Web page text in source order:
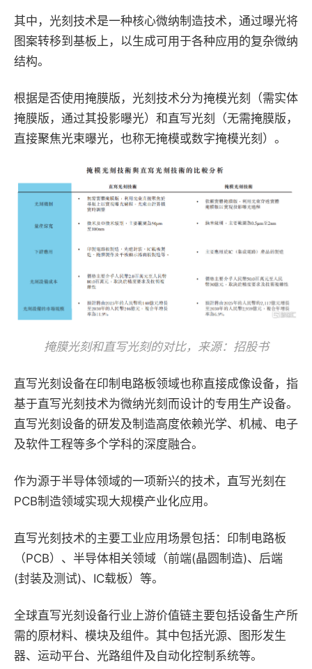
其中，光刻技术是一种核心微纳制造技术，通过曝光将
图案转移到基板上，以生成可用于各种应用的复杂微纳
结构。
根据是否使用掩膜版，光刻技术分为掩模光刻（需实体
掩膜版，通过其投影曝光）和直写光刻（无需掩膜版，
直接聚焦光束曝光，也称无掩模或数字掩模光刻）。
掩膜光刻和直写光刻的对比，来源：招股书
直写光刻设备在印制电路板领域也称直接成像设备，指
基于直写光刻技术为微纳光刻而设计的专用生产设备。
直写光刻设备的研发及制造高度依赖光学、机械、电子
及软件工程等多个学科的深度融合。
作为源于半导体领域的一项新兴的技术，直写光刻在
PCB制造领域实现大规模产业化应用。
直写光刻技术的主要工业应用场景包括：印制电路板
（PCB）、半导体相关领域（前端(晶圆制造)、后端
(封装及测试)、IC载板）等。
全球直写光刻设备行业上游价值链主要包括设备生产所
需的原材料、模块及组件。其中包括光源、图形发生
器、运动平台、光路组件及自动化控制系统等。